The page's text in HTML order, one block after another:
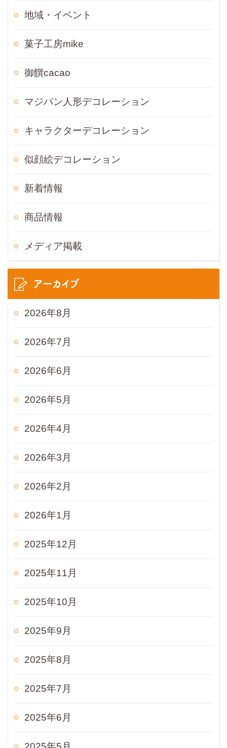
地域・イベント
菓子工房mike
御饌cacao
マジパン人形デコレーション
キャラクターデコレーション
似顔絵デコレーション
新着情報
商品情報
メディア掲載
アーカイブ
2026年8月
2026年7月
2026年6月
2026年5月
2026年4月
2026年3月
2026年2月
2026年1月
2025年12月
2025年11月
2025年10月
2025年9月
2025年8月
2025年7月
2025年6月